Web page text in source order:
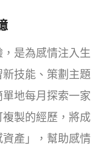
是為感情注入生
技能、策劃主題
地每月探索一家
製的經歷，將成
產」，幫助感情